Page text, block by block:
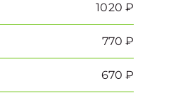
1020 ₽
770 ₽
670 ₽